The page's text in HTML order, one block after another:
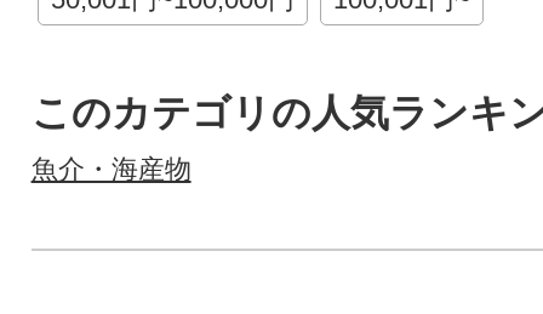
このカテゴリの人気ランキ
魚介・海産物